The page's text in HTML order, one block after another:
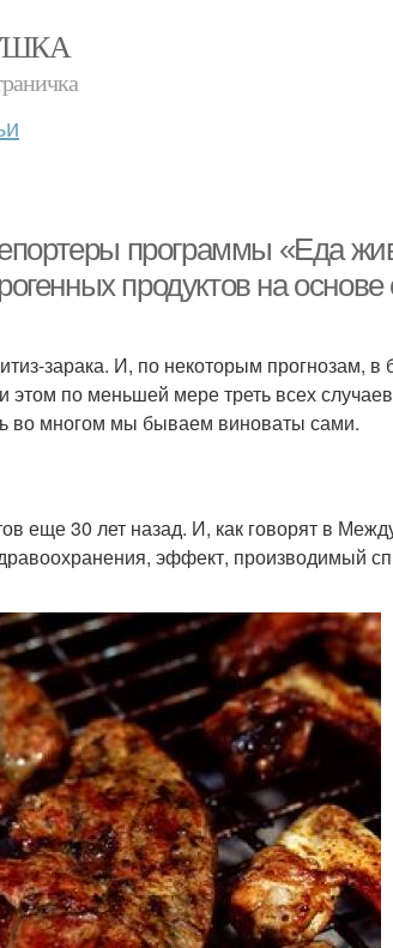
программы «Еда
продуктов на
зарака. И, по некоторым прогнозам,
этом по меньшей мере треть всех
во многом мы бываем виноваты сами.
еще 30 лет назад. И, как говорят в
эффект, производимый